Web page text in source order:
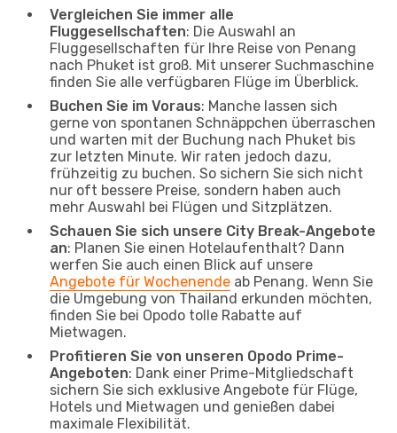
Vergleichen Sie immer alle
Fluggesellschaften: Die Auswahl an
Fluggesellschaften für Ihre Reise von Penang
nach Phuket ist groß. Mit unserer Suchmaschine
finden Sie alle verfügbaren Flüge im Überblick.
Buchen Sie im Voraus: Manche lassen sich
gerne von spontanen Schnäppchen überraschen
und warten mit der Buchung nach Phuket bis
zur letzten Minute. Wir raten jedoch dazu,
frühzeitig zu buchen. So sichern Sie sich nicht
nur oft bessere Preise, sondern haben auch
mehr Auswahl bei Flügen und Sitzplätzen.
Schauen Sie sich unsere City Break-Angebote
an: Planen Sie einen Hotelaufenthalt? Dann
werfen Sie auch einen Blick auf unsere
Angebote für Wochenende ab Penang. Wenn Sie
die Umgebung von Thailand erkunden möchten,
finden Sie bei Opodo tolle Rabatte auf
Mietwagen.
Profitieren Sie von unseren Opodo Prime-
Angeboten: Dank einer Prime-Mitgliedschaft
sichern Sie sich exklusive Angebote für Flüge,
Hotels und Mietwagen und genießen dabei
maximale Flexibilität.